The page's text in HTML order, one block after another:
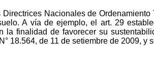
Nacionales de
A vía de ejemplo, el art. 29
finalidad de favorecer su
18.564, de 11 de setiembre de 2009, y